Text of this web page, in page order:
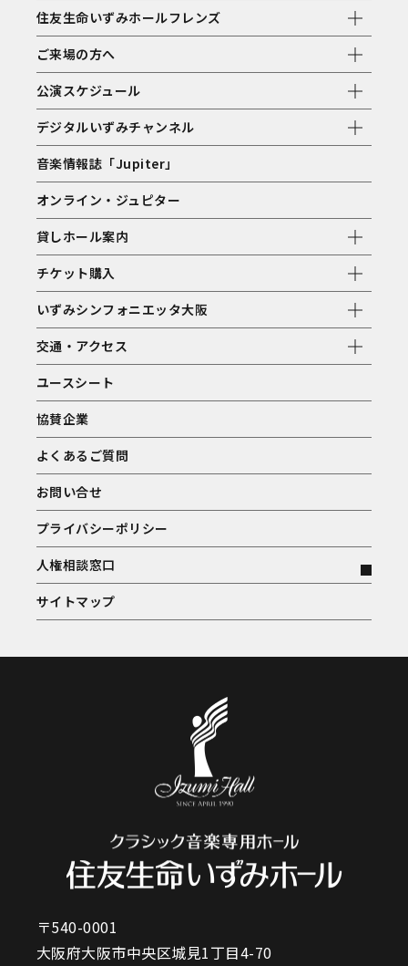
住友生命いずみホールフレンズ
ご来場の方へ
公演スケジュール
デジタルいずみチャンネル
音楽情報誌「Jupiter」
オンライン・ジュピター
貸しホール案内
チケット購入
いずみシンフォニエッタ大阪
交通・アクセス
ユースシート
協賛企業
よくあるご質問
お問い合せ
プライバシーポリシー
人権相談窓口
サイトマップ
〒540-0001
大阪府大阪市中央区城見1丁目4-70